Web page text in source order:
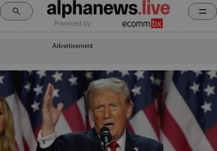
Powered by:
Advertisement